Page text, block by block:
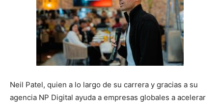
Neil Patel, quien a lo largo de su carrera y gracias a su
agencia NP Digital ayuda a empresas globales a acelerar